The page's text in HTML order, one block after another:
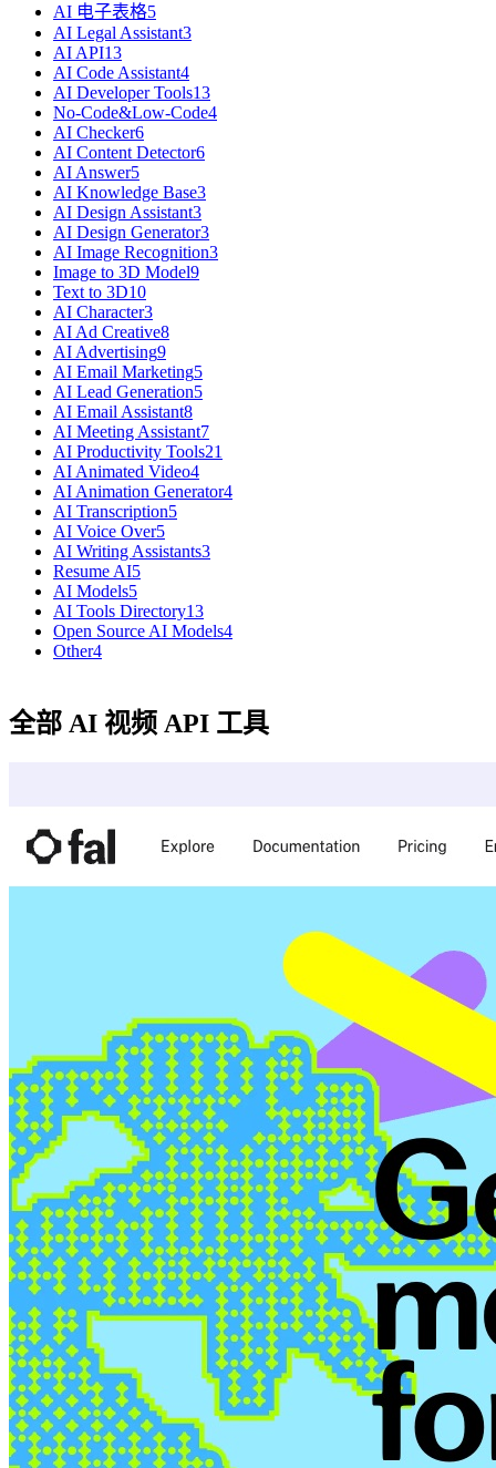
AI 电子表格5
AI Legal Assistant3
AI API13
AI Code Assistant4
AI Developer Tools13
No-Code&Low-Code4
AI Checker6
AI Content Detector6
AI Answer5
AI Knowledge Base3
AI Design Assistant3
AI Design Generator3
AI Image Recognition3
Image to 3D Model9
Text to 3D10
AI Character3
AI Ad Creative8
AI Advertising9
AI Email Marketing5
AI Lead Generation5
AI Email Assistant8
AI Meeting Assistant7
AI Productivity Tools21
AI Animated Video4
AI Animation Generator4
AI Transcription5
AI Voice Over5
AI Writing Assistants3
Resume AI5
AI Models5
AI Tools Directory13
Open Source AI Models4
Other4
全部 AI 视频 API 工具